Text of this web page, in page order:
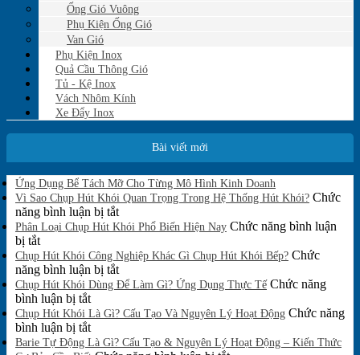
Ống Gió Vuông
Phụ Kiện Ống Gió
Van Gió
Phụ Kiện Inox
Quả Cầu Thông Gió
Tủ - Kệ Inox
Vách Nhôm Kính
Xe Đẩy Inox
Bài viết mới
Ứng Dụng Bể Tách Mỡ Cho Từng Mô Hình Kinh Doanh
có
bình
luận
ở
Dụng
Tách
Cho
Từng
Hình
Vì Sao Chụp Hút Khói Quan Trọng Trong Hệ Thống Hút Khói? Chức
năng bình luận bị tắtở
Vì
Chụp
Hút
Khói
Trọng
Hệ
Phân Loại Chụp Hút Khói Phổ Biến Hiện Nay Chức năng bình luận
bị tắtở
Phân
Loại
Chụp
Hút
Khói
Phổ
Biến
Chụp Hút Khói Công Nghiệp Khác Gì Chụp Hút Khói Bếp? Chức
năng bình luận bị tắtở
Chụp
Khói
Nghiệp
Chụp Hút Khói Dùng Để Làm Gì? Ứng Dụng Thực Tế Chức năng
bình luận bị tắtở
Chụp
Hút
Khói
Chụp Hút Khói Là Gì? Cấu Tạo Và Nguyên Lý Hoạt Động Chức năng
bình luận bị tắtở
Chụp
Barie Tự Động Là Gì? Cấu Tạo & Nguyên Lý Hoạt Động – Kiến Thức